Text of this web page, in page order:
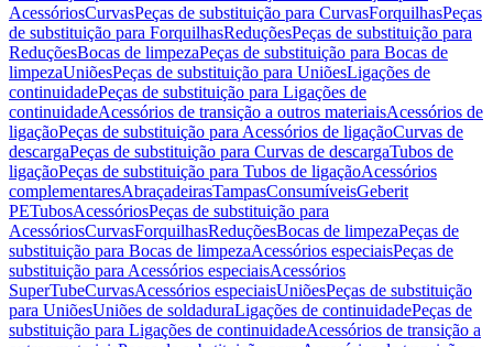
AcessóriosCurvasPeças de substituição para CurvasForquilhasPeças
de substituição para ForquilhasReduçõesPeças de substituição para
ReduçõesBocas de limpezaPeças de substituição para Bocas de
limpezaUniõesPeças de substituição para UniõesLigações de
continuidadePeças de substituição para Ligações de
continuidadeAcessórios de transição a outros materiaisAcessórios de
ligaçãoPeças de substituição para Acessórios de ligaçãoCurvas de
descargaPeças de substituição para Curvas de descargaTubos de
ligaçãoPeças de substituição para Tubos de ligaçãoAcessórios
complementaresAbraçadeirasTampasConsumíveisGeberit
PETubosAcessóriosPeças de substituição para
AcessóriosCurvasForquilhasReduçõesBocas de limpezaPeças de
substituição para Bocas de limpezaAcessórios especiaisPeças de
substituição para Acessórios especiaisAcessórios
SuperTubeCurvasAcessórios especiaisUniõesPeças de substituição
para UniõesUniões de soldaduraLigações de continuidadePeças de
substituição para Ligações de continuidadeAcessórios de transição a